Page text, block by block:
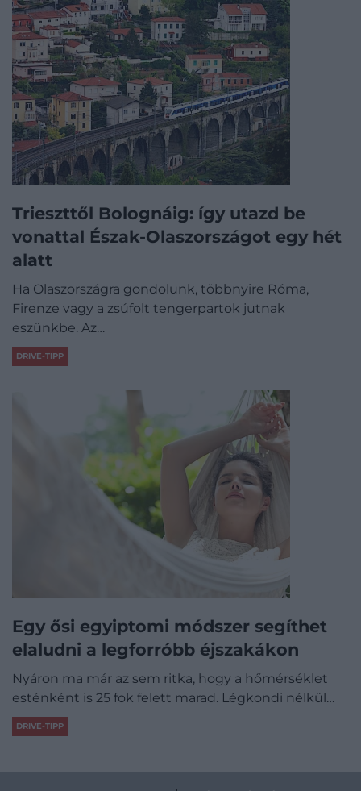
Trieszttől Bolognáig: így utazd be
vonattal Észak-Olaszországot egy hét
alatt
Ha Olaszországra gondolunk, többnyire Róma,
Firenze vagy a zsúfolt tengerpartok jutnak
eszünkbe. Az…
DRIVE-TIPP
Egy ősi egyiptomi módszer segíthet
elaludni a legforróbb éjszakákon
Nyáron ma már az sem ritka, hogy a hőmérséklet
esténként is 25 fok felett marad. Légkondi nélkül…
DRIVE-TIPP